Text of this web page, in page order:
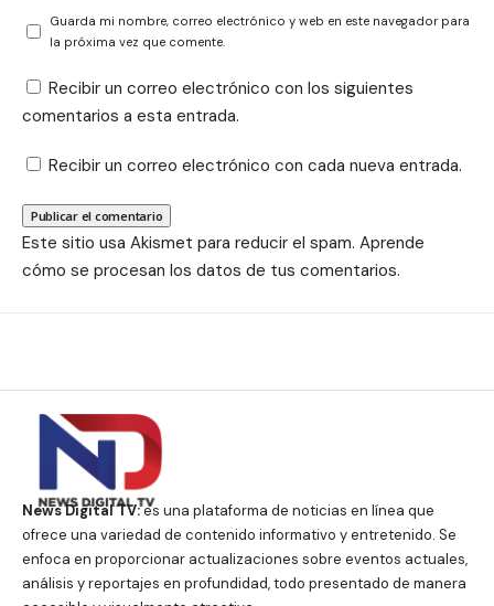
Guarda mi nombre, correo electrónico y web en este navegador para
la próxima vez que comente.
Recibir un correo electrónico con los siguientes
comentarios a esta entrada.
Recibir un correo electrónico con cada nueva entrada.
Este sitio usa Akismet para reducir el spam. Aprende
cómo se procesan los datos de tus comentarios.
News Digital TV:es una plataforma de noticias en línea que
ofrece una variedad de contenido informativo y entretenido. Se
enfoca en proporcionar actualizaciones sobre eventos actuales,
análisis y reportajes en profundidad, todo presentado de manera